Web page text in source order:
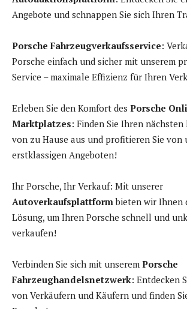
Angebote und schnappen Sie sich Ihren
Porsche Fahrzeugverkaufsservice:
Porsche einfach und sicher mit unserem
Service – maximale Effizienz für Ihren
Erleben Sie den Komfort des Porsche
Marktplatzes: Finden Sie Ihren nächsten
von zu Hause aus und profitieren Sie von
erstklassigen Angeboten!
Ihr Porsche, Ihr Verkauf: Mit unserer
Autoverkaufsplattformbieten wir Ihnen
Lösung, um Ihren Porsche schnell und
verkaufen!
Verbinden Sie sich mit unserem Porsche
Fahrzeughandelsnetzwerk: Entdecken
von Verkäufern und Käufern und finden